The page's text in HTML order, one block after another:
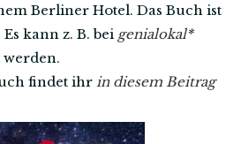
Berliner Hotel. Das Buch ist
kann z. B. bei genialokal*
findet ihr in diesem Beitrag